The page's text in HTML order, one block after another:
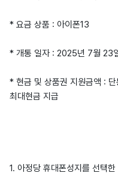
* 요금 상품 : 아이폰13
* 개통 일자 : 2025년 7월 23
* 현금 및 상품권 지원금액 :
최대현금 지급
1. 아정당 휴대폰성지를 선택한